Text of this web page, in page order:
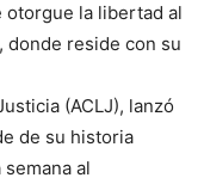
otorgue la libertad al
donde reside con su
(ACLJ), lanzó
de su historia
al